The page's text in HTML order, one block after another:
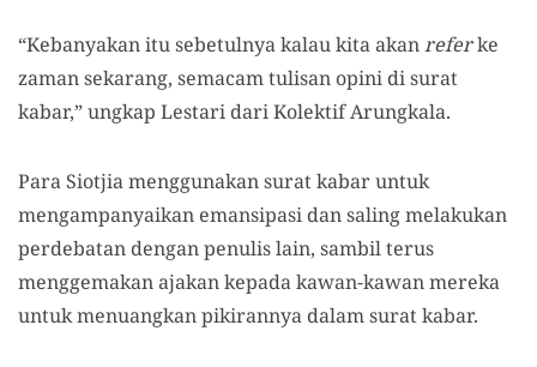
“Kebanyakan itu sebetulnya kalau kita akanreferke
zaman sekarang, semacam tulisan opini di surat
kabar,” ungkap Lestari dari Kolektif Arungkala.
Para Siotjia menggunakan surat kabar untuk
mengampanyaikan emansipasi dan saling melakukan
perdebatan dengan penulis lain, sambil terus
menggemakan ajakan kepada kawan-kawan mereka
untuk menuangkan pikirannya dalam surat kabar.